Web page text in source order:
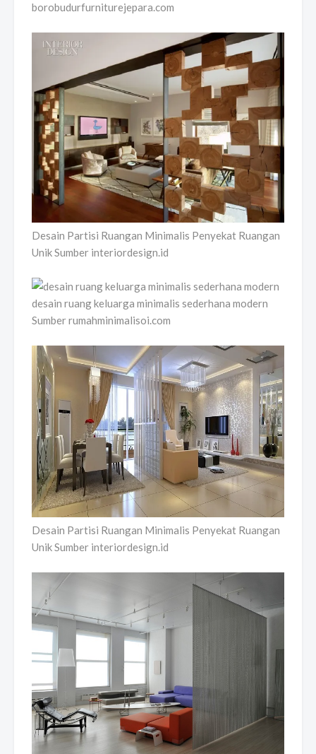
borobudurfurniturejepara.com
Desain Partisi Ruangan Minimalis Penyekat Ruangan
Unik Sumber interiordesign.id
desain ruang keluarga minimalis sederhana modern
Sumber rumahminimalisoi.com
Desain Partisi Ruangan Minimalis Penyekat Ruangan
Unik Sumber interiordesign.id